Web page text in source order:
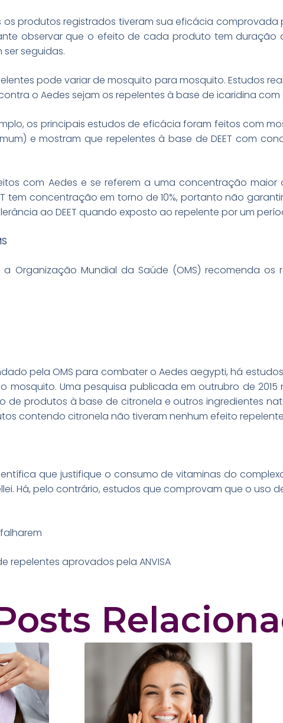
os produtos registrados tiveram sua eficácia
observar que o efeito de cada produto tem duração
seguidas.
pode variar de mosquito para mosquito. Estudos
o Aedes sejam os repelentes à base de icaridina
os principais estudos de eficácia foram feitos com
e mostram que repelentes à base de DEET com
com Aedes e se referem a uma concentração maior
tem concentração em torno de 10%, portanto não
ao DEET quando exposto ao repelente por um
Organização Mundial da Saúde (OMS) recomenda os
pela OMS para combater o Aedes aegypti, há
Uma pesquisa publicada em outrubro de 2015
de produtos à base de citronela e outros ingredientes
contendo citronela não tiveram nenhum efeito
que justifique o consumo de vitaminas do
Há, pelo contrário, estudos que comprovam que o uso
repelentes aprovados pela ANVISA